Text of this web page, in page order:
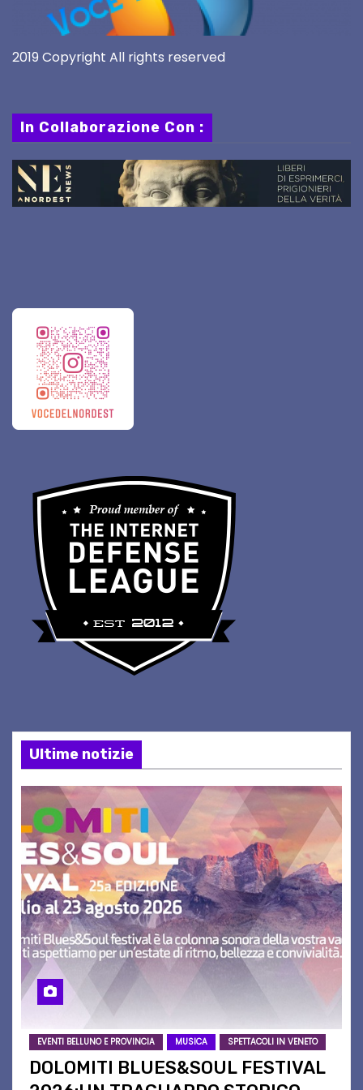
2019 Copyright All rights reserved
In Collaborazione Con :
Ultime notizie
EVENTI BELLUNO E PROVINCIA MUSICA SPETTACOLI IN VENETO
DOLOMITI BLUES&SOUL FESTIVAL